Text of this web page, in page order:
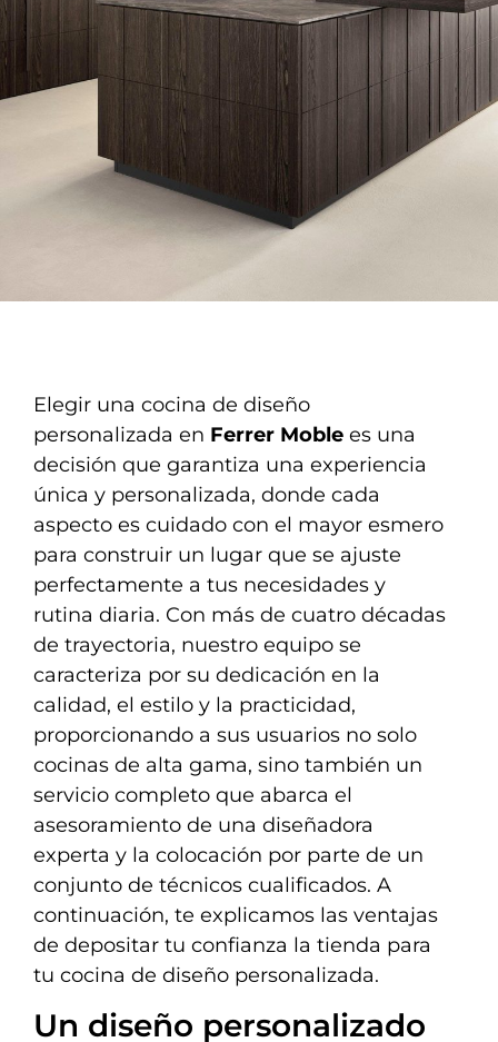
Elegir una cocina de diseño
personalizada en Ferrer Moble es una
decisión que garantiza una experiencia
única y personalizada, donde cada
aspecto es cuidado con el mayor esmero
para construir un lugar que se ajuste
perfectamente a tus necesidades y
rutina diaria. Con más de cuatro décadas
de trayectoria, nuestro equipo se
caracteriza por su dedicación en la
calidad, el estilo y la practicidad,
proporcionando a sus usuarios no solo
cocinas de alta gama, sino también un
servicio completo que abarca el
asesoramiento de una diseñadora
experta y la colocación por parte de un
conjunto de técnicos cualificados. A
continuación, te explicamos las ventajas
de depositar tu confianza la tienda para
tu cocina de diseño personalizada.
Un diseño personalizado